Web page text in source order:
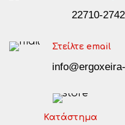
22710-
Στείλτε email
Κατάστημα